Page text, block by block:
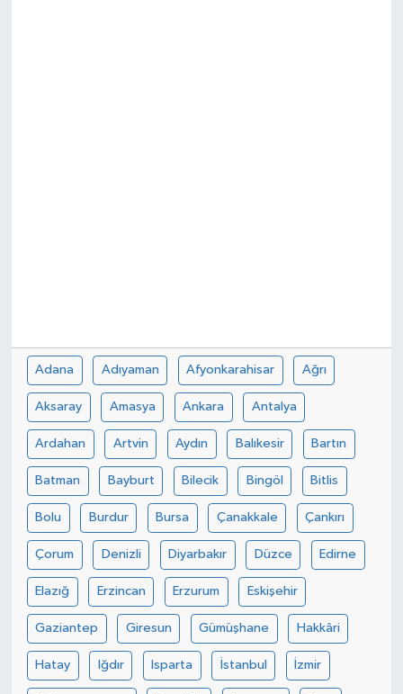
Adana Adıyaman Afyonkarahisar Ağrı
Aksaray Amasya Ankara Antalya
Ardahan Artvin Aydın Balıkesir Bartın
Batman Bayburt Bilecik Bingöl Bitlis
Bolu Burdur Bursa Çanakkale Çankırı
Çorum Denizli Diyarbakır Düzce Edirne
Elazığ Erzincan Erzurum Eskişehir
Gaziantep Giresun Gümüşhane Hakkâri
Hatay Iğdır Isparta İstanbul İzmir
RÖPORTAJ
SAĞLIK
SPOR
TARIM
TEKNOLOJİ
TURİZM
VİDEO HABER
YAŞAM